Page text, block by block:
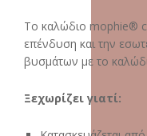
Το καλώδιο mophie®
επένδυση και την
βυσμάτων με το
Ξεχωρίζει γιατί: